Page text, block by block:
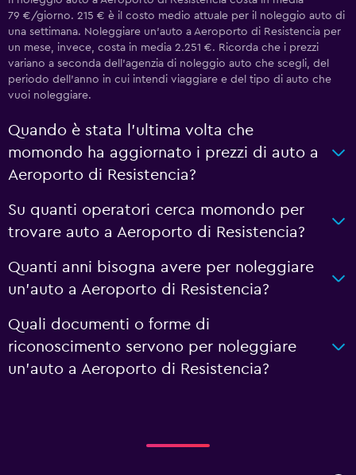
79 €/giorno. 215 € è il costo medio attuale per il noleggio auto di
una settimana. Noleggiare un'auto a Aeroporto di Resistencia per
un mese, invece, costa in media 2.251 €. Ricorda che i prezzi
variano a seconda dell'agenzia di noleggio auto che scegli, del
periodo dell'anno in cui intendi viaggiare e del tipo di auto che
vuoi noleggiare.
Quando è stata l'ultima volta che
momondo ha aggiornato i prezzi di auto a
Aeroporto di Resistencia?
Su quanti operatori cerca momondo per
trovare auto a Aeroporto di Resistencia?
Quanti anni bisogna avere per noleggiare
un'auto a Aeroporto di Resistencia?
Quali documenti o forme di
riconoscimento servono per noleggiare
un'auto a Aeroporto di Resistencia?